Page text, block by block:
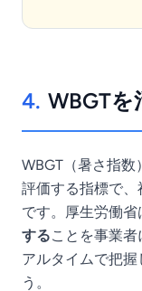
4. WBGTを
WBGT（暑さ指
評価する指標で
です。厚生労働省
することを事業
アルタイムで把
う。